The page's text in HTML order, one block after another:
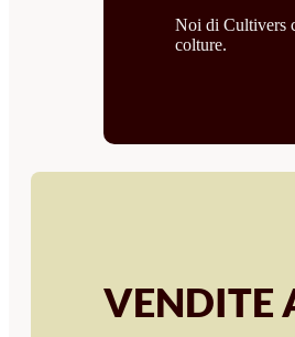
Noi di Cultivers
colture.
VENDITE